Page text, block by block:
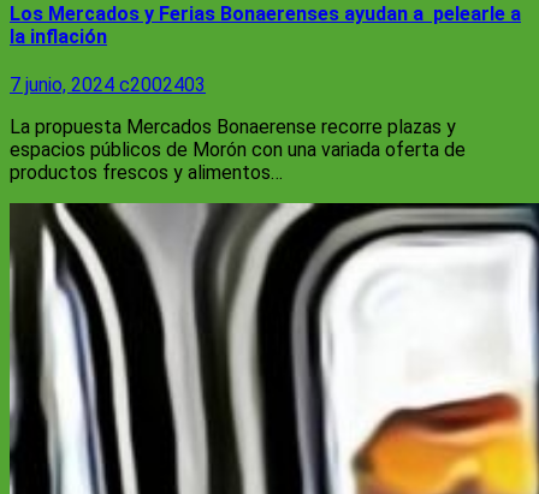
Los Mercados y Ferias Bonaerenses ayudan a pelearle a
la inflación
7 junio, 2024 c2002403
La propuesta Mercados Bonaerense recorre plazas y
espacios públicos de Morón con una variada oferta de
productos frescos y alimentos…